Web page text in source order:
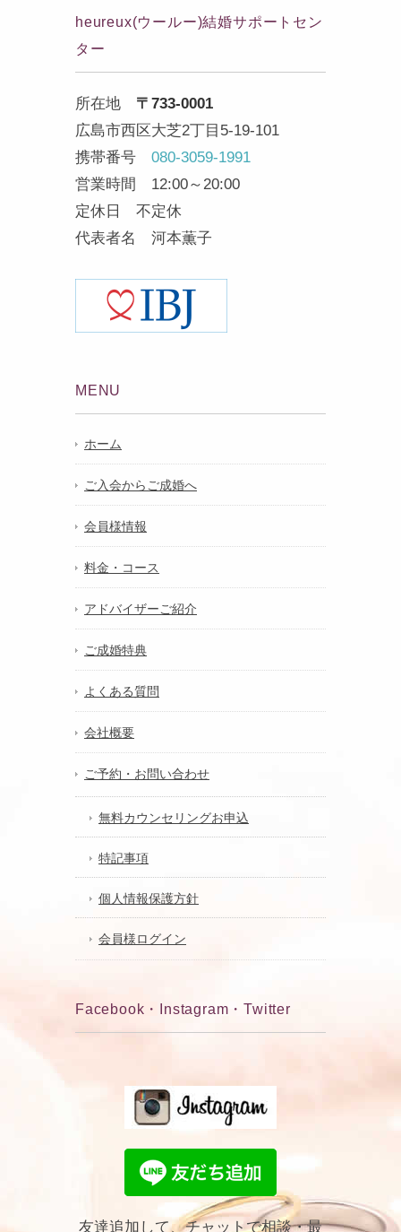
heureux(ウールー)結婚サポートセン
ター
所在地 〒733-0001
広島市西区大芝2丁目5-19-101
携帯番号 080-3059-1991
営業時間 12:00～20:00
定休日 不定休
代表者名 河本薫子
MENU
ホーム
ご入会からご成婚へ
会員様情報
料金・コース
アドバイザーご紹介
ご成婚特典
よくある質問
会社概要
ご予約・お問い合わせ
無料カウンセリングお申込
特記事項
個人情報保護方針
会員様ログイン
Facebook・Instagram・Twitter
友達追加して、チャットで相談・最